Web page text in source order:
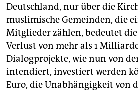
Deutschland, nur über die
muslimische Gemeinden, die
Mitglieder zählen, bedeutet
Verlust von mehr als 1
Dialogprojekte, wie nun von
intendiert, investiert werden
Euro, die Unabhängigkeit von